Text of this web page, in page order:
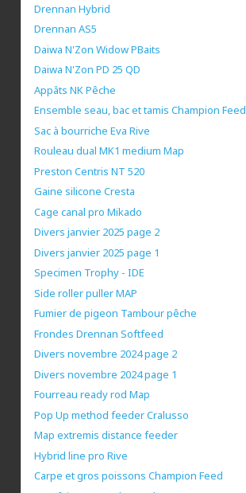
Drennan Hybrid
Drennan AS5
Daiwa N'Zon Widow PBaits
Daiwa N'Zon PD 25 QD
Appâts NK Pêche
Ensemble seau, bac et tamis Champion Feed
Sac à bourriche Eva Rive
Rouleau dual MK1 medium Map
Preston Centris NT 520
Gaine silicone Cresta
Cage canal pro Mikado
Divers janvier 2025 page 2
Divers janvier 2025 page 1
Specimen Trophy - IDE
Side roller puller MAP
Fumier de pigeon Tambour pêche
Frondes Drennan Softfeed
Divers novembre 2024 page 2
Divers novembre 2024 page 1
Fourreau ready rod Map
Pop Up method feeder Cralusso
Map extremis distance feeder
Hybrid line pro Rive
Carpe et gros poissons Champion Feed